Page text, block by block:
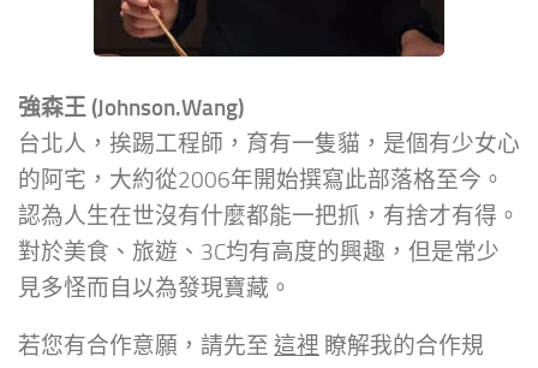
強森王 (Johnson.Wang)
台北人，挨踢工程師，育有一隻貓，是個有少女心
的阿宅，大約從2006年開始撰寫此部落格至今。
認為人生在世沒有什麼都能一把抓，有捨才有得。
對於美食、旅遊、3C均有高度的興趣，但是常少
見多怪而自以為發現寶藏。
若您有合作意願，請先至 這裡 瞭解我的合作規